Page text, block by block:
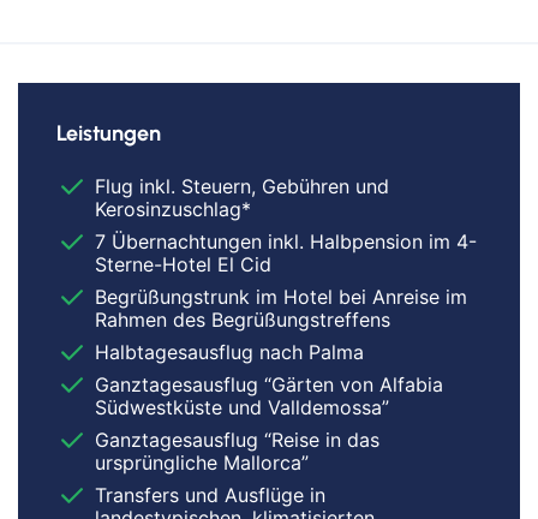
Leistungen
Flug inkl. Steuern, Gebühren und
Kerosinzuschlag*
7 Übernachtungen inkl. Halbpension im 4-
Sterne-Hotel El Cid
Begrüßungstrunk im Hotel bei Anreise im
Rahmen des Begrüßungstreffens
Halbtagesausflug nach Palma
Ganztagesausflug “Gärten von Alfabia
Südwestküste und Valldemossa”
Ganztagesausflug “Reise in das
ursprüngliche Mallorca”
Transfers und Ausflüge in